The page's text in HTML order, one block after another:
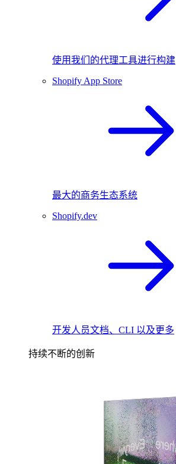
使用我们的代理工具进行构建
Shopify App Store
最大的商务生态系统
Shopify.dev
开发人员文档、CLI 以及更多
持续不断的创新